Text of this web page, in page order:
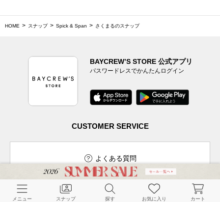
HOME スナップ Spick & Span さくまるのスナップ
BAYCREW’S STORE 公式アプリ
パスワードレスでかんたんログイン
CUSTOMER SERVICE
よくある質問
メニュー スナップ 探す お気に入り カート